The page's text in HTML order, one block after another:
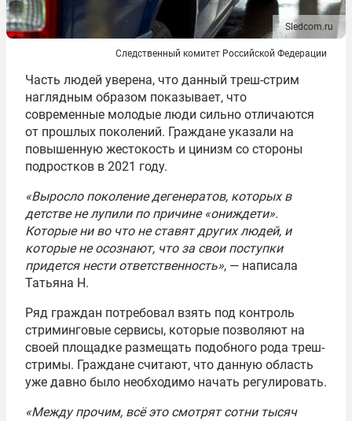
Sledcom.ru
Следственный комитет Российской Федерации
Часть людей уверена, что данный треш-стрим
наглядным образом показывает, что
современные молодые люди сильно отличаются
от прошлых поколений. Граждане указали на
повышенную жестокость и цинизм со стороны
подростков в 2021 году.
«Выросло поколение дегенератов, которых в
детстве не лупили по причине «ониждети».
Которые ни во что не ставят других людей, и
которые не осознают, что за свои поступки
придется нести ответственность», — написала
Татьяна Н.
Ряд граждан потребовал взять под контроль
стриминговые сервисы, которые позволяют на
своей площадке размещать подобного рода треш-
стримы. Граждане считают, что данную область
уже давно было необходимо начать регулировать.
«Между прочим, всё это смотрят сотни тысяч